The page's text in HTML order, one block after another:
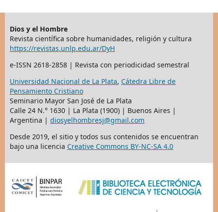
Dios y el Hombre
Revista científica sobre humanidades, religión y cultura
https://revistas.unlp.edu.ar/DyH
e-ISSN 2618-2858 | Revista con periodicidad semestral
Universidad Nacional de La Plata, Cátedra Libre de
Pensamiento Cristiano
Seminario Mayor San José de La Plata
Calle 24 N.° 1630 | La Plata (1900) | Buenos Aires |
Argentina | diosyelhombresj@gmail.com
Desde 2019, el sitio y todos sus contenidos se encuentran
bajo una licencia Creative Commons BY-NC-SA 4.0